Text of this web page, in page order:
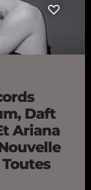
Daft
Ariana